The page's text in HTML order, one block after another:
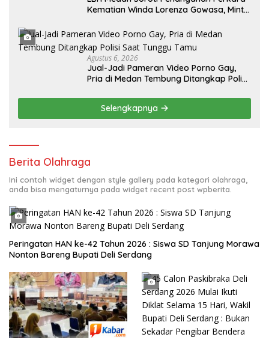
Kematian Winda Lorenza Gowasa, Minta
Transparan
Agustus 6, 2026
Jual-Jadi Pameran Video Porno Gay,
Pria di Medan Tembung Ditangkap Polisi
Selengkapnya
Berita Olahraga
Ini contoh widget dengan style gallery pada kategori olahraga,
anda bisa mengaturnya pada widget recent post wpberita.
Peringatan HAN ke-42 Tahun 2026 : Siswa SD Tanjung Morawa
Nonton Bareng Bupati Deli Serdang